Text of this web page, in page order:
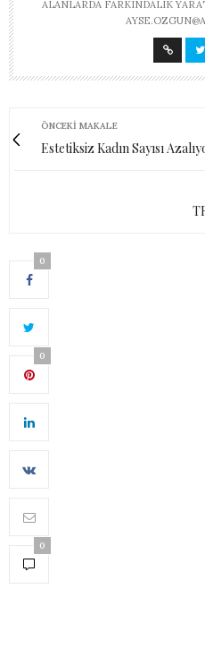
ALANLARDA FARKINDALIK
ÖNCEKI MAKALE
Estetiksiz Kadın Sayısı
0
0
0